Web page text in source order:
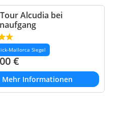
Alcudia bei
Mallorca Siegel
€
Mehr Informationen